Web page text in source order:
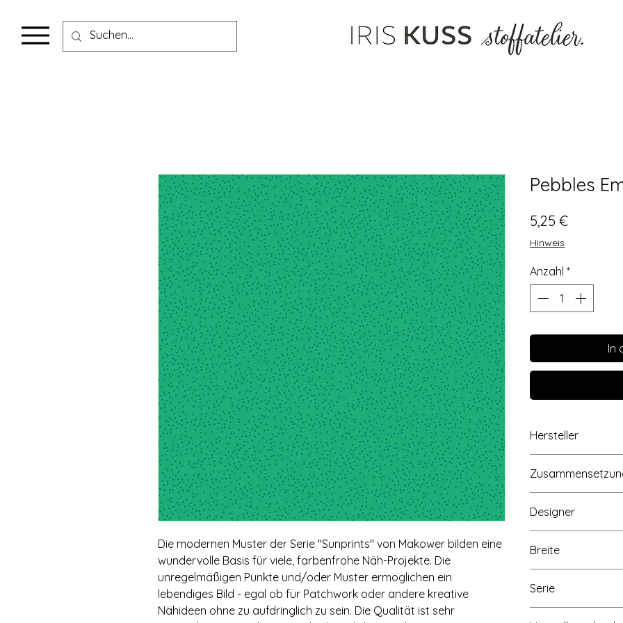
Die modernen Muster der Serie "Sunprints" von Makower bilden eine
wundervolle Basis für viele, farbenfrohe Näh-Projekte. Die
unregelmäßigen Punkte und/oder Muster ermöglichen ein
lebendiges Bild - egal ob für Patchwork oder andere kreative
Nähideen ohne zu aufdringlich zu sein. Die Qualität ist sehr
Pebbles
5,25 €Preis
Hinweis
Anzahl *
In
Hersteller
Cordwallis Business
Maidenhead,
Andover Fabrics,
Designer
Breite
Serie